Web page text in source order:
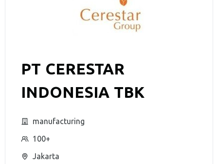
PT CERESTAR
INDONESIA TBK
manufacturing
100+
Jakarta